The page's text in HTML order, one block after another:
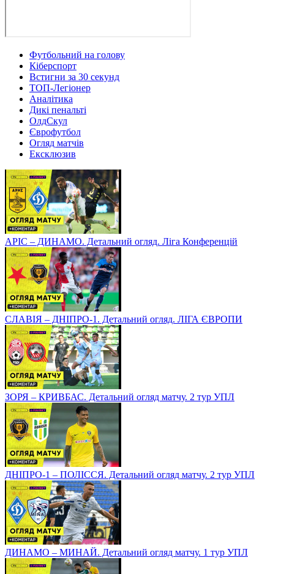
Футбольний на голову
Кіберспорт
Встигни за 30 секунд
ТОП-Легіонер
Аналітика
Дикі пенальті
ОлдСкул
Єврофутбол
Огляд матчів
Ексклюзив
АРІС – ДИНАМО. Детальний огляд. Ліга Конференцій
СЛАВІЯ – ДНІПРО-1. Детальний огляд. ЛІГА ЄВРОПИ
ЗОРЯ – КРИВБАС. Детальний огляд матчу. 2 тур УПЛ
ДНІПРО-1 – ПОЛІССЯ. Детальний огляд матчу. 2 тур УПЛ
ДИНАМО – МИНАЙ. Детальний огляд матчу. 1 тур УПЛ